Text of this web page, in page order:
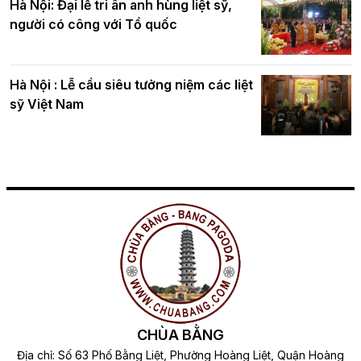
Hà Nội: Đại lễ tri ân anh hùng liệt sỹ,
người có công với Tổ quốc
Hà Nội : Lễ cầu siêu tưởng niệm các liệt
sỹ Việt Nam
CHÙA BẰNG
Địa chỉ: Số 63 Phố Bằng Liệt, Phường Hoàng Liệt, Quận Hoàng